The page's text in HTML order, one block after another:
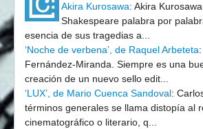
Akira Kurosawa: Akira
Shakespeare palabra por
esencia de sus tragedias a...
‘Noche de verbena’, de Raquel Arbeteta:
Fernández-Miranda. Siempre es una
creación de un nuevo sello edit...
‘LUX’, de Mario Cuenca Sandoval:
términos generales se llama distopía al
cinematográfico o literario, q...